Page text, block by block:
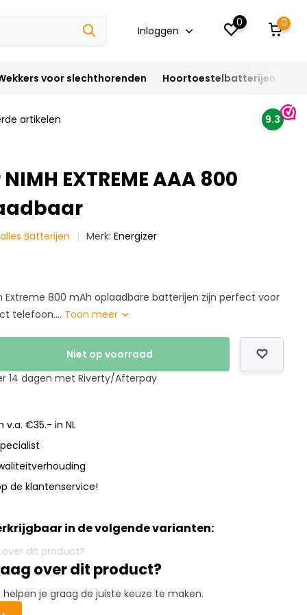
Inloggen
0 0
voor slechthorenden Hoortoestelbatterijen
artikelen 9.3
EXTREME AAA 800
Batterijen Merk:Energizer
Extreme 800 mAh oplaadbare batterijen zijn perfect voor
telefoon.... Toon meer
Niet op voorraad
14 dagen met Riverty/Afterpay
v.a. €35.- in NL
de klantenservice!
in de volgende varianten:
over dit product?
je graag de juiste keuze te maken.